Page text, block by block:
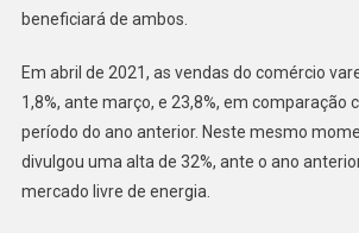
beneficiará de ambos.
Em abril de 2021, as vendas do comércio
1,8%, ante março, e 23,8%, em comparação
período do ano anterior. Neste mesmo
divulgou uma alta de 32%, ante o ano
mercado livre de energia.